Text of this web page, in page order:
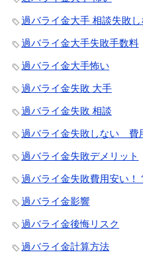
過バライ金大手 相談失敗
過バライ金大手失敗手数料
過バライ金大手怖い
過バライ金失敗 大手
過バライ金失敗 相談
過バライ金失敗しない 費
過バライ金失敗デメリット
過バライ金失敗費用安い！
過バライ金影響
過バライ金後悔リスク
過バライ金計算方法